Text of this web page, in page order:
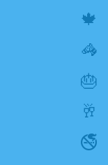
🍁
🦓
🎂
🥂
🚭